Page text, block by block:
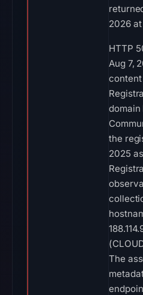
2026
HTTP
Aug 7,
domain
the
2025
The